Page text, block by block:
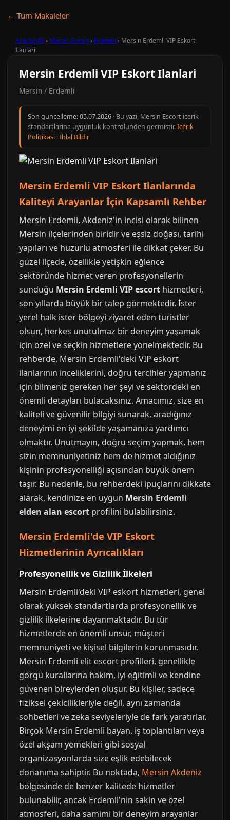
← Tum Makaleler
Ana Sayfa › Mersin Escort› Erdemli › Mersin Erdemli VIP Eskort
Ilanlari
Mersin Erdemli VIP Eskort Ilanlari
Mersin / Erdemli
Son guncelleme:05.07.2026 · Bu yazi, Mersin Escort icerik
standartlarina uygunluk kontrolunden gecmistir.Icerik
Politikasi ·Ihlal Bildir
Mersin Erdemli VIP Eskort Ilanlarında
Kaliteyi Arayanlar İçin Kapsamlı Rehber
Mersin Erdemli, Akdeniz'in incisi olarak bilinen
Mersin ilçelerinden biridir ve eşsiz doğası, tarihi
yapıları ve huzurlu atmosferi ile dikkat çeker. Bu
güzel ilçede, özellikle yetişkin eğlence
sektöründe hizmet veren profesyonellerin
sunduğu Mersin Erdemli VIP escort hizmetleri,
son yıllarda büyük bir talep görmektedir. İster
yerel halk ister bölgeyi ziyaret eden turistler
olsun, herkes unutulmaz bir deneyim yaşamak
için özel ve seçkin hizmetlere yönelmektedir. Bu
rehberde, Mersin Erdemli'deki VIP eskort
ilanlarının inceliklerini, doğru tercihler yapmanız
için bilmeniz gereken her şeyi ve sektördeki en
önemli detayları bulacaksınız. Amacımız, size en
kaliteli ve güvenilir bilgiyi sunarak, aradığınız
deneyimi en iyi şekilde yaşamanıza yardımcı
olmaktır. Unutmayın, doğru seçim yapmak, hem
sizin memnuniyetiniz hem de hizmet aldığınız
kişinin profesyonelliği açısından büyük önem
taşır. Bu nedenle, bu rehberdeki ipuçlarını dikkate
alarak, kendinize en uygun Mersin Erdemli
elden alan escort profilini bulabilirsiniz.
Mersin Erdemli'de VIP Eskort
Hizmetlerinin Ayrıcalıkları
Profesyonellik ve Gizlilik İlkeleri
Mersin Erdemli'deki VIP eskort hizmetleri, genel
olarak yüksek standartlarda profesyonellik ve
gizlilik ilkelerine dayanmaktadır. Bu tür
hizmetlerde en önemli unsur, müşteri
memnuniyeti ve kişisel bilgilerin korunmasıdır.
Mersin Erdemli elit escort profilleri, genellikle
görgü kurallarına hakim, iyi eğitimli ve kendine
güvenen bireylerden oluşur. Bu kişiler, sadece
fiziksel çekicilikleriyle değil, aynı zamanda
sohbetleri ve zeka seviyeleriyle de fark yaratırlar.
Birçok Mersin Erdemli bayan, iş toplantıları veya
özel akşam yemekleri gibi sosyal
organizasyonlarda size eşlik edebilecek
donanıma sahiptir. Bu noktada, Mersin Akdeniz
bölgesinde de benzer kalitede hizmetler
bulunabilir, ancak Erdemli'nin sakin ve özel
atmosferi, daha samimi bir deneyim arayanlar